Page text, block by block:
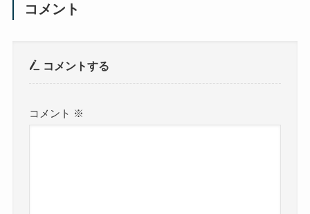
コメント
コメントする
コメント ※